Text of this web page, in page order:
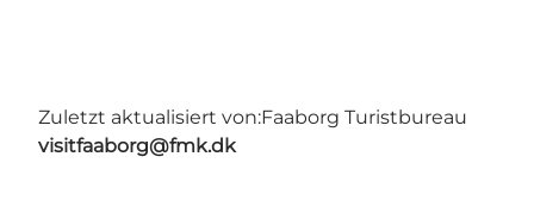
Zuletzt aktualisiert von:Faaborg Turistbureau
visitfaaborg@fmk.dk